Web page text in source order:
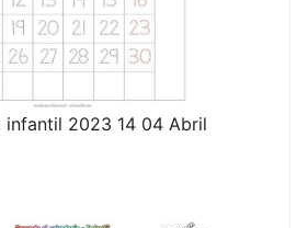
infantil 2023 14 04 Abril